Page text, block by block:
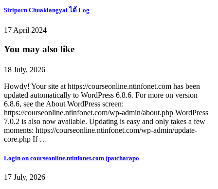
Siriporn Chuaklangyai ได้ Log
17 April 2024
You may also like
18 July, 2026
Howdy! Your site at https://courseonline.ntinfonet.com has been
updated automatically to WordPress 6.8.6. For more on version
6.8.6, see the About WordPress screen:
https://courseonline.ntinfonet.com/wp-admin/about.php WordPress
7.0.2 is also now available. Updating is easy and only takes a few
moments: https://courseonline.ntinfonet.com/wp-admin/update-
core.php If …
Login on courseonline.ntinfonet.com (patcharapo
17 July, 2026